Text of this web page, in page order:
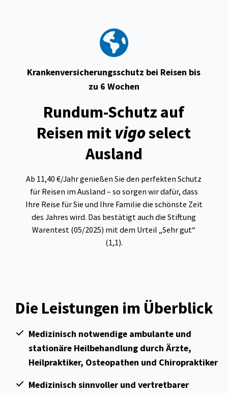
Krankenversicherungsschutz bei Reisen bis
zu 6 Wochen
Rundum-Schutz auf
Reisen mit vigoselect
Ausland
Ab 11,40 €/Jahr genießen Sie den perfekten Schutz
für Reisen im Ausland – so sorgen wir dafür, dass
Ihre Reise für Sie und Ihre Familie die schönste Zeit
des Jahres wird. Das bestätigt auch die Stiftung
Warentest (05/2025) mit dem Urteil „Sehr gut“
(1,1).
Die Leistungen im Überblick
Medizinisch notwendige ambulante und
stationäre Heilbehandlung durch Ärzte,
Heilpraktiker, Osteopathen und Chiropraktiker
Medizinisch sinnvoller und vertretbarer